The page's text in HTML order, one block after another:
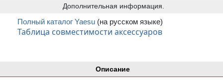
Описание
Дополнительная информация.
Полный каталог Yaesu (на русском языке)
Таблица совместимости аксессуаров